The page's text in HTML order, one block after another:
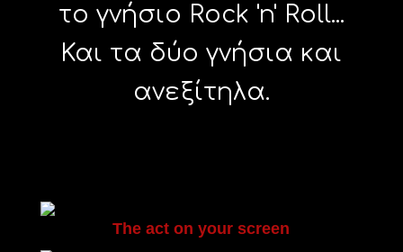
το γνήσιο Rock 'n' Roll...
Και τα δύο γνήσια και
ανεξίτηλα.
The act on your screen